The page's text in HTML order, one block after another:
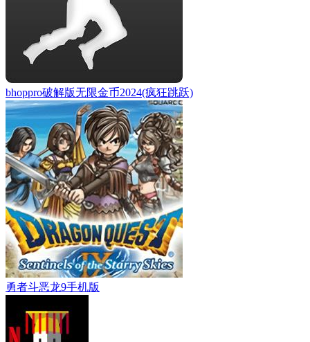
bhoppro破解版无限金币2024(疯狂跳跃)
勇者斗恶龙9手机版